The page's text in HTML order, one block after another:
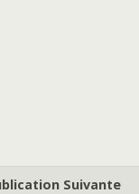
Suivante